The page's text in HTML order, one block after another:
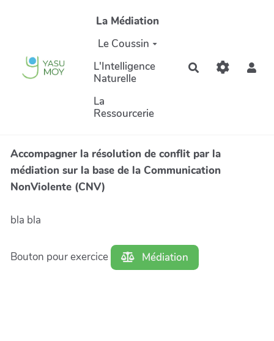
Aller au contenu principal
La Médiation
Le Coussin
L'Intelligence
Naturelle
La
Ressourcerie
Rechercher
Accompagner la résolution de conflit par la
médiation sur la base de la Communication
NonViolente (CNV)
bla bla
Bouton pour exercice Médiation